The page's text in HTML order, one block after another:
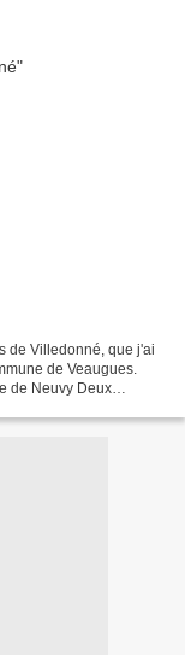
de Villedonné, que j'ai
de Veaugues.
de Neuvy Deux